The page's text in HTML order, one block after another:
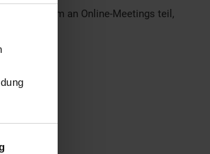
teilen. Nimm an Online-Meetings teil,
-